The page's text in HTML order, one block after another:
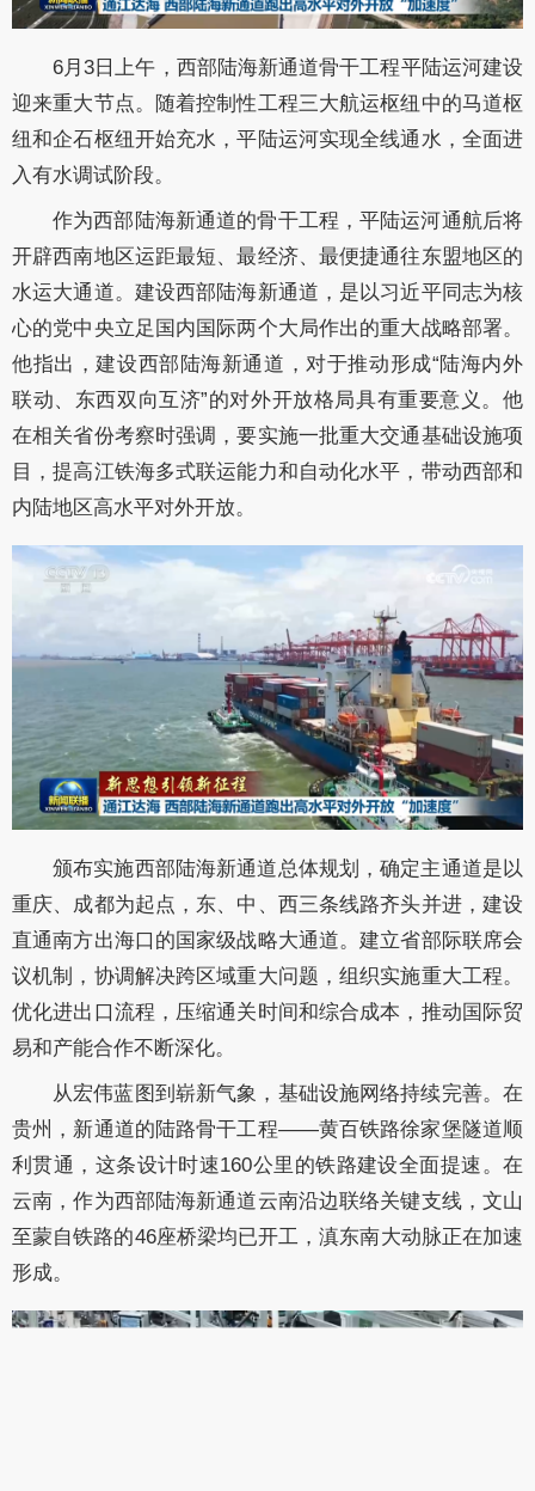
6月3日上午，西部陆海新通道骨干工程平陆运河建设
迎来重大节点。随着控制性工程三大航运枢纽中的马道枢
纽和企石枢纽开始充水，平陆运河实现全线通水，全面进
入有水调试阶段。
作为西部陆海新通道的骨干工程，平陆运河通航后将
开辟西南地区运距最短、最经济、最便捷通往东盟地区的
水运大通道。建设西部陆海新通道，是以习近平同志为核
心的党中央立足国内国际两个大局作出的重大战略部署。
他指出，建设西部陆海新通道，对于推动形成“陆海内外
联动、东西双向互济”的对外开放格局具有重要意义。他
在相关省份考察时强调，要实施一批重大交通基础设施项
目，提高江铁海多式联运能力和自动化水平，带动西部和
内陆地区高水平对外开放。
颁布实施西部陆海新通道总体规划，确定主通道是以
重庆、成都为起点，东、中、西三条线路齐头并进，建设
直通南方出海口的国家级战略大通道。建立省部际联席会
议机制，协调解决跨区域重大问题，组织实施重大工程。
优化进出口流程，压缩通关时间和综合成本，推动国际贸
易和产能合作不断深化。
从宏伟蓝图到崭新气象，基础设施网络持续完善。在
贵州，新通道的陆路骨干工程——黄百铁路徐家堡隧道顺
利贯通，这条设计时速160公里的铁路建设全面提速。在
云南，作为西部陆海新通道云南沿边联络关键支线，文山
至蒙自铁路的46座桥梁均已开工，滇东南大动脉正在加速
形成。